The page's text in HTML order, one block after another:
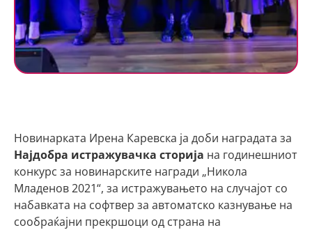
Новинарката Ирена Каревска ја доби наградата за
Најдобра истражувачка сторија на годинешниот
конкурс за новинарските награди „Никола
Младенов 2021“, за истражувањето на случајот со
набавката на софтвер за автоматско казнување на
сообраќајни прекршоци од страна на